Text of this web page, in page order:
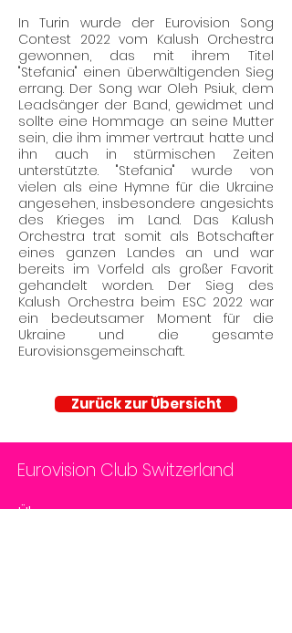
In Turin wurde der Eurovision Song
Contest 2022 vom Kalush Orchestra
gewonnen, das mit ihrem Titel
"Stefania" einen überwältigenden Sieg
errang. Der Song war Oleh Psiuk, dem
Leadsänger der Band, gewidmet und
sollte eine Hommage an seine Mutter
sein, die ihm immer vertraut hatte und
ihn auch in stürmischen Zeiten
unterstützte. "Stefania" wurde von
vielen als eine Hymne für die Ukraine
angesehen, insbesondere angesichts
des Krieges im Land. Das Kalush
Orchestra trat somit als Botschafter
eines ganzen Landes an und war
bereits im Vorfeld als großer Favorit
gehandelt worden. Der Sieg des
Kalush Orchestra beim ESC 2022 war
ein bedeutsamer Moment für die
Ukraine und die gesamte
Eurovisionsgemeinschaft.
Zurück zur Übersicht
Eurovision Club Switzerland
Über uns